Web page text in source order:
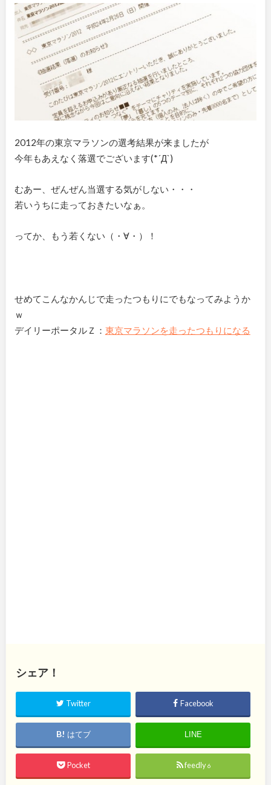
2012年の東京マラソンの選考結果が来ましたが
今年もあえなく落選でございます(*´Д`)
むあー、ぜんぜん当選する気がしない・・・
若いうちに走っておきたいなぁ。
ってか、もう若くない（・∀・）！
せめてこんなかんじで走ったつもりにでもなってみようか
ｗ
デイリーポータルＺ： 東京マラソンを走ったつもりになる
シェア！
Twitter Facebook
はてブ LINE
Pocket feedly6